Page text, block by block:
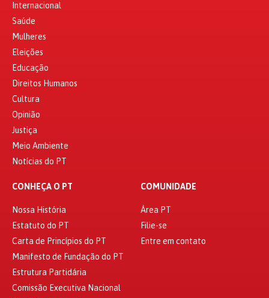
Internacional
Saúde
Mulheres
Eleições
Educação
Direitos Humanos
Cultura
Opinião
Justiça
Meio Ambiente
Notícias do PT
CONHEÇA O PT
Nossa História
Estatuto do PT
Carta de Princípios do PT
Manifesto de Fundação do PT
Estrutura Partidária
Comissão Executiva Nacional
COMUNIDADE
Área PT
Filie-se
Entre em contato